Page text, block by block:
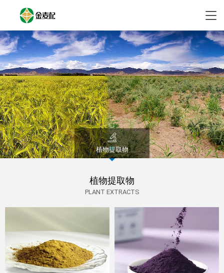
植物提取物
植物提取物
PLANT EXTRACTS